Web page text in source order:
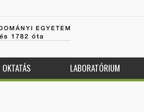
EGYETEM
1782 óta
OKTATÁS LABORATÓRIUM